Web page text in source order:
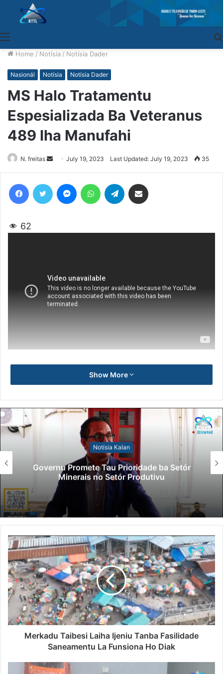
Home / Notísia / Notísia Dader
Nasionál Notísia Notísia Dader
MS Halo Tratamentu
Espesializada Ba Veteranus
489 Iha Manufahi
N. freitas
Send
an
email
July 19, 2023 Last Updated: July 19, 2023 35
62
Show More
Notísia Kalan
Governu Promete Tau Prioridade ba Setór
Minerais no Setór Produtivu
Merkadu Taibesi Laiha Ijeniu Tanba Fasilidade
Saneamentu La Funsiona Ho Diak